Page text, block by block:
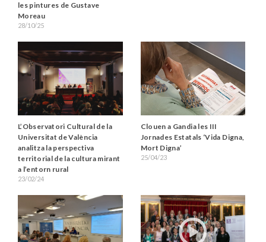
les pintures de Gustave
Moreau
28/10/25
L’Observatori Cultural de la
Universitat de València
analitza la perspectiva
territorial de la cultura mirant
a l’entorn rural
23/02/24
Clouen a Gandia les III
Jornades Estatals ‘Vida Digna,
Mort Digna’
25/04/23